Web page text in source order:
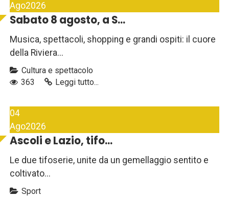
Ago2026
Sabato 8 agosto, a S...
Musica, spettacoli, shopping e grandi ospiti: il cuore
della Riviera...
Cultura e spettacolo
363
Leggi tutto...
04
Ago2026
Ascoli e Lazio, tifo...
Le due tifoserie, unite da un gemellaggio sentito e
coltivato...
Sport